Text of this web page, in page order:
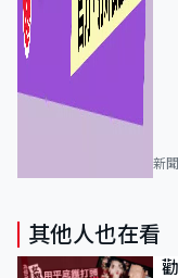
新
其他人也在看